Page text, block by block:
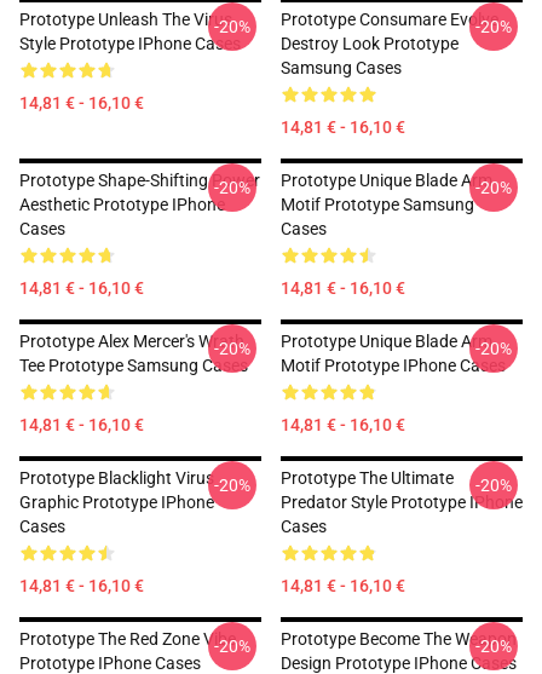
Prototype Unleash The Virus
Style Prototype IPhone Cases
14,81 € - 16,10 €
-20%
Prototype Consumare Evolve
Destroy Look Prototype
Samsung Cases
14,81 € - 16,10 €
-20%
Prototype Shape-Shifting Power
Aesthetic Prototype IPhone
Cases
14,81 € - 16,10 €
-20%
Prototype Unique Blade Arm
Motif Prototype Samsung
Cases
14,81 € - 16,10 €
-20%
Prototype Alex Mercer's Wrath
Tee Prototype Samsung Cases
14,81 € - 16,10 €
-20%
Prototype Unique Blade Arm
Motif Prototype IPhone Cases
14,81 € - 16,10 €
-20%
Prototype Blacklight Virus
Graphic Prototype IPhone
Cases
14,81 € - 16,10 €
-20%
Prototype The Ultimate
Predator Style Prototype IPhone
Cases
14,81 € - 16,10 €
-20%
Prototype The Red Zone Vibe
Prototype IPhone Cases
-20%
Prototype Become The Weapon
Design Prototype IPhone Cases
-20%